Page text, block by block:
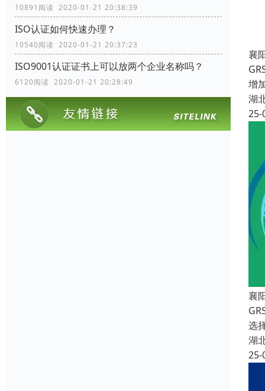
10891阅读 2020-01-21 20:38:39
ISO认证如何快速办理？
10540阅读 2020-01-21 20:37:23
ISO9001认证证书上可以放两个企业名称吗？
6120阅读 2020-01-21 20:28:49
襄
增
湖
25-
襄
选
湖
25-